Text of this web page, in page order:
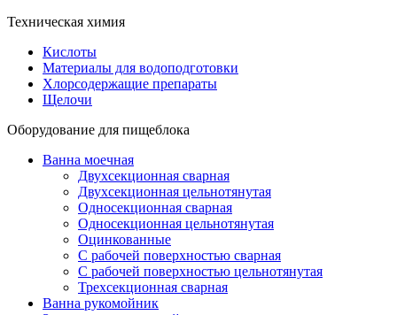
Техническая химия
Кислоты
Материалы для водоподготовки
Хлорсодержащие препараты
Щелочи
Оборудование для пищеблока
Ванна моечная
Двухсекционная сварная
Двухсекционная цельнотянутая
Односекционная сварная
Односекционная цельнотянутая
Оцинкованные
С рабочей поверхностью сварная
С рабочей поверхностью цельнотянутая
Трехсекционная сварная
Ванна рукомойник